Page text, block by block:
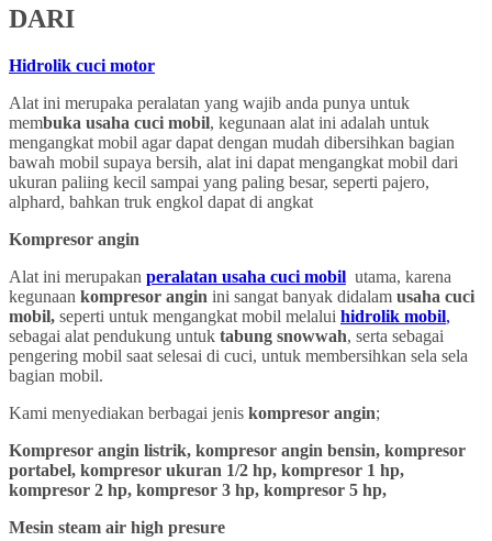
DARI
Hidrolik cuci motor
Alat ini merupaka peralatan yang wajib anda punya untuk
membuka usaha cuci mobil, kegunaan alat ini adalah untuk
mengangkat mobil agar dapat dengan mudah dibersihkan bagian
bawah mobil supaya bersih, alat ini dapat mengangkat mobil dari
ukuran paliing kecil sampai yang paling besar, seperti pajero,
alphard, bahkan truk engkol dapat di angkat
Kompresor angin
Alat ini merupakan peralatan usaha cuci mobil utama, karena
kegunaan kompresor angin ini sangat banyak didalam usaha cuci
mobil, seperti untuk mengangkat mobil melalui hidrolik mobil,
sebagai alat pendukung untuk tabung snowwah, serta sebagai
pengering mobil saat selesai di cuci, untuk membersihkan sela sela
bagian mobil.
Kami menyediakan berbagai jenis kompresor angin;
Kompresor angin listrik, kompresor angin bensin, kompresor
portabel, kompresor ukuran 1/2 hp, kompresor 1 hp,
kompresor 2 hp, kompresor 3 hp, kompresor 5 hp,
Mesin steam air high presure